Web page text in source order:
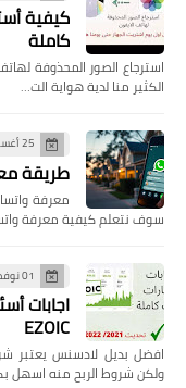
كيفية
كاملة
استرجاع الصور المحذوفة
الكثير منا لدية هواية الت…
25 أغسطس 2020
طريقة
معرفة
سوف نتعلم كيفية معرفة
01 نوفمبر 2021
اجابات
EZOIC
افضل بديل لادسنس يعتبر
ولكن شروط الربح منه اسهل